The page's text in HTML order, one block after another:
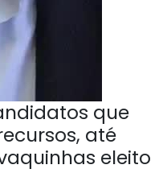
que
até
eleito